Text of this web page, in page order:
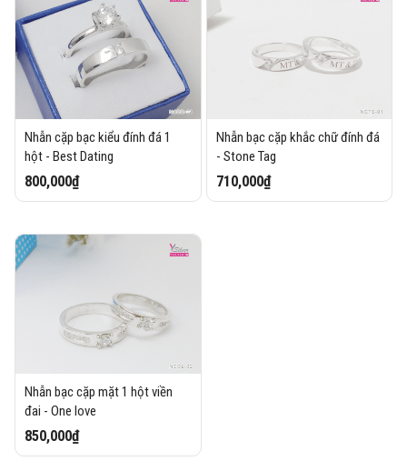
Nhẫn cặp bạc kiểu đính đá 1
hột - Best Dating
800,000₫
Nhẫn bạc cặp khắc chữ đính đá
- Stone Tag
710,000₫
Nhẫn bạc cặp mặt 1 hột viền
đai - One love
850,000₫